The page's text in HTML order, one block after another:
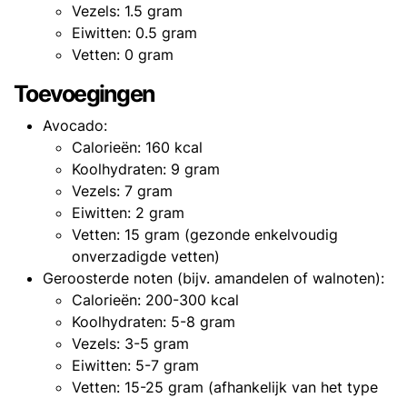
Vezels: 1.5 gram
Eiwitten: 0.5 gram
Vetten: 0 gram
Toevoegingen
Avocado:
Calorieën: 160 kcal
Koolhydraten: 9 gram
Vezels: 7 gram
Eiwitten: 2 gram
Vetten: 15 gram (gezonde enkelvoudig
onverzadigde vetten)
Geroosterde noten (bijv. amandelen of walnoten):
Calorieën: 200-300 kcal
Koolhydraten: 5-8 gram
Vezels: 3-5 gram
Eiwitten: 5-7 gram
Vetten: 15-25 gram (afhankelijk van het type